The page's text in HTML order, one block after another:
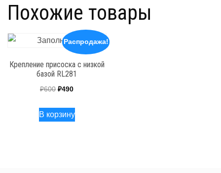
Похожие товары
Распродажа!
Крепление присоска с низкой
базой RL281
₽600 Первоначальная
составляла
₽490Текущая
₽490.
В корзину